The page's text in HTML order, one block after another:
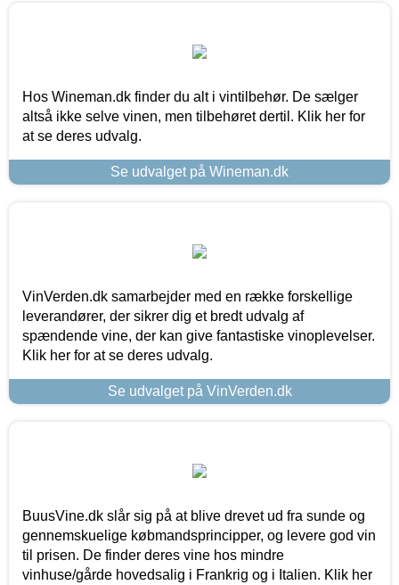
Hos Wineman.dk finder du alt i vintilbehør. De sælger
altså ikke selve vinen, men tilbehøret dertil. Klik her for
at se deres udvalg.
Se udvalget på Wineman.dk
VinVerden.dk samarbejder med en række forskellige
leverandører, der sikrer dig et bredt udvalg af
spændende vine, der kan give fantastiske vinoplevelser.
Klik her for at se deres udvalg.
Se udvalget på VinVerden.dk
BuusVine.dk slår sig på at blive drevet ud fra sunde og
gennemskuelige købmandsprincipper, og levere god vin
til prisen. De finder deres vine hos mindre
vinhuse/gårde hovedsalig i Frankrig og i Italien. Klik her